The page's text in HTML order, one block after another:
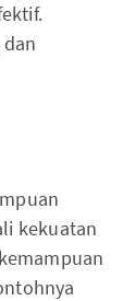
kekuatan